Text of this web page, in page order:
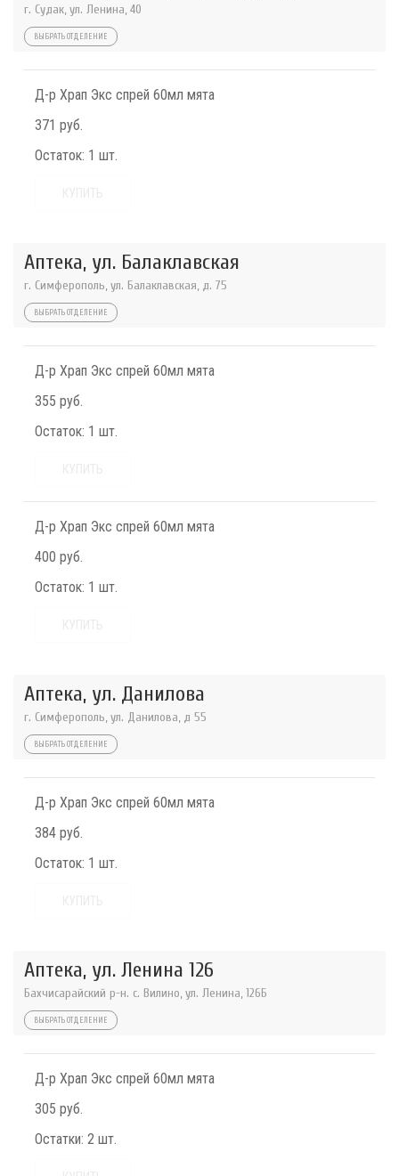
г. Судак, ул. Ленина, 40
ВЫБРАТЬ ОТДЕЛЕНИЕ
Д-р Храп Экс спрей 60мл мята
371 руб.
Остаток: 1 шт.
Аптека, ул. Балаклавская
г. Симферополь, ул. Балаклавская, д. 75
ВЫБРАТЬ ОТДЕЛЕНИЕ
Д-р Храп Экс спрей 60мл мята
355 руб.
Остаток: 1 шт.
Д-р Храп Экс спрей 60мл мята
400 руб.
Остаток: 1 шт.
Аптека, ул. Данилова
г. Симферополь, ул. Данилова, д 55
ВЫБРАТЬ ОТДЕЛЕНИЕ
Д-р Храп Экс спрей 60мл мята
384 руб.
Остаток: 1 шт.
Аптека, ул. Ленина 126
Бахчисарайский р-н. с. Вилино, ул. Ленина, 126Б
ВЫБРАТЬ ОТДЕЛЕНИЕ
Д-р Храп Экс спрей 60мл мята
305 руб.
Остатки: 2 шт.